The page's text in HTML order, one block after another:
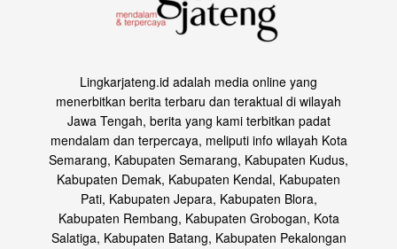
Lingkarjateng.id adalah media online yang
menerbitkan berita terbaru dan teraktual di wilayah
Jawa Tengah, berita yang kami terbitkan padat
mendalam dan terpercaya, meliputi info wilayah Kota
Semarang, Kabupaten Semarang, Kabupaten Kudus,
Kabupaten Demak, Kabupaten Kendal, Kabupaten
Pati, Kabupaten Jepara, Kabupaten Blora,
Kabupaten Rembang, Kabupaten Grobogan, Kota
Salatiga, Kabupaten Batang, Kabupaten Pekalongan